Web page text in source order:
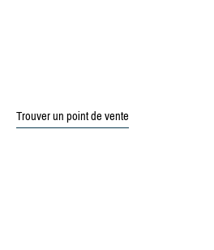
Trouver un point de vente